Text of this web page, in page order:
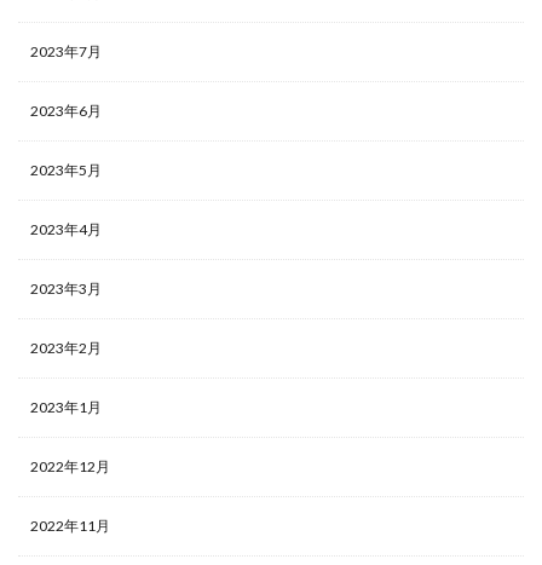
2023年7月
2023年6月
2023年5月
2023年4月
2023年3月
2023年2月
2023年1月
2022年12月
2022年11月